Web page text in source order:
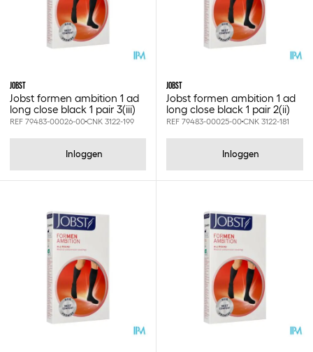
JOBST
Jobst formen ambition 1 ad
long close black 1 pair 3(iii)
REF 79483-00026-00CNK 3122-199
Inloggen
JOBST
Jobst formen ambition 1 ad
long close black 1 pair 2(ii)
REF 79483-00025-00CNK 3122-181
Inloggen